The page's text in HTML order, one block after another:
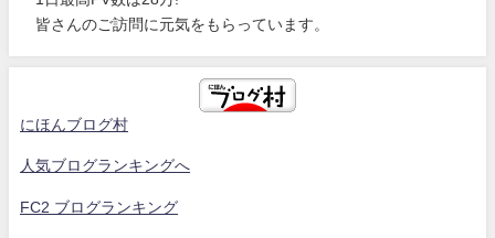
皆さんのご訪問に元気をもらっています。
にほんブログ村
人気ブログランキングへ
FC2 ブログランキング